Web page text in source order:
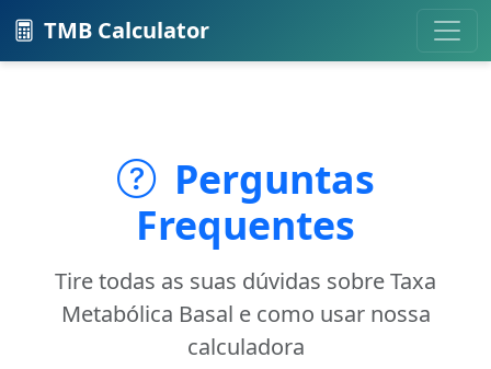
TMB Calculator
Perguntas
Frequentes
Tire todas as suas dúvidas sobre Taxa
Metabólica Basal e como usar nossa
calculadora